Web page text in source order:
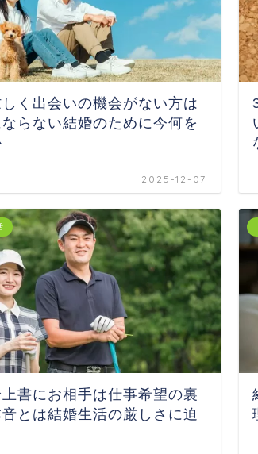
く出会いの機会がない方は
らない結婚のために今何を
2025-12-07
書にお相手は仕事希望の裏
とは結婚生活の厳しさに迫